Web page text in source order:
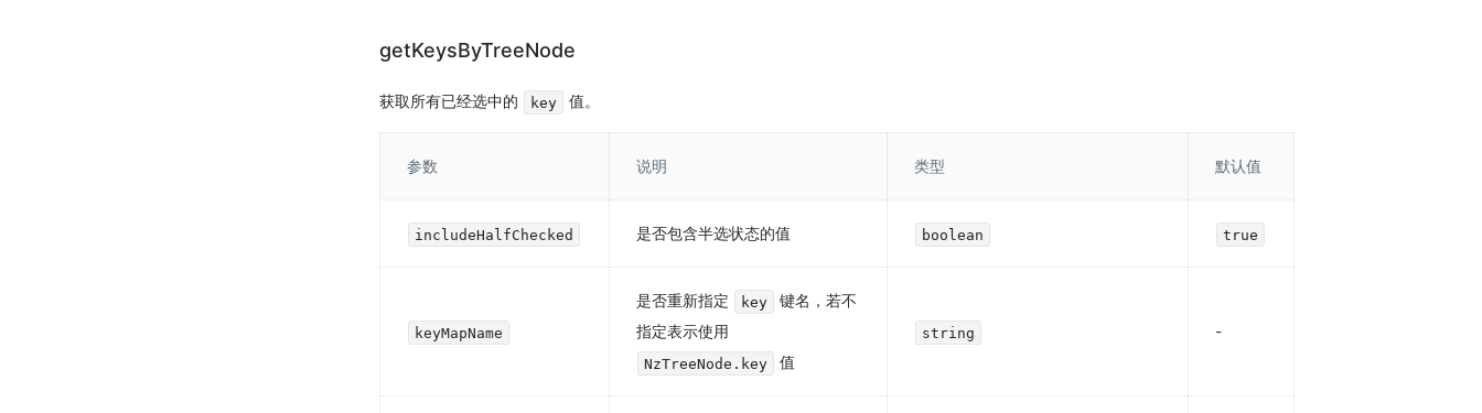
getKeysByTreeNode
获取所有已经选中的 key 值。
参数 说明 类型 默认值
includeHalfChecked 是否包含半选状态的值 boolean true
keyMapName
是否重新指定 key
键名，若不
指定表示使用
NzTreeNode.key 值
string -